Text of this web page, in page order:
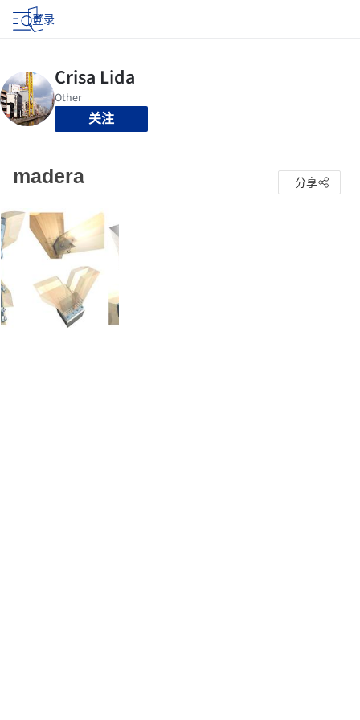
登录
关注
madera 分享